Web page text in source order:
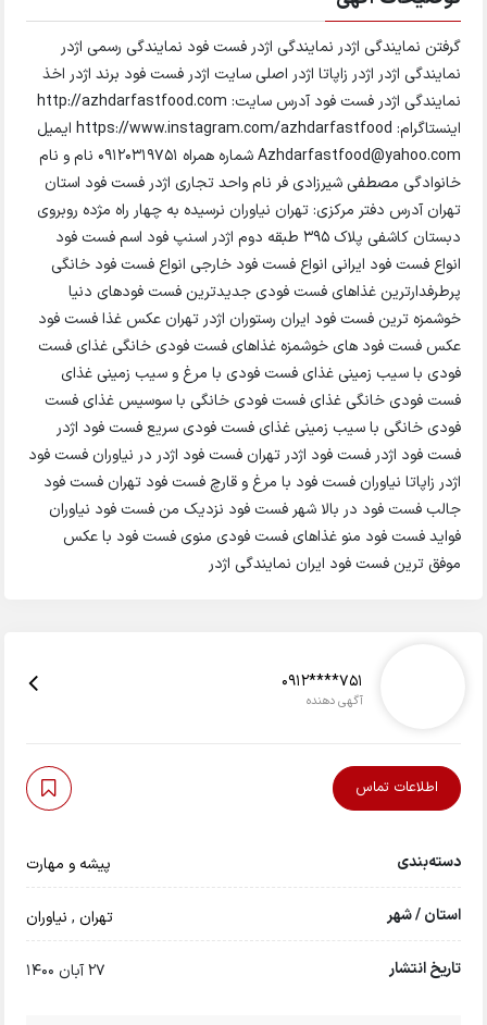
گرفتن نمایندگی اژدر نمایندگی اژدر فست فود نمایندگی رسمی اژدر
نمایندگی اژدر اژدر زاپاتا اژدر اصلی سایت اژدر فست فود برند اژدر اخذ
نمایندگی اژدر فست فود آدرس سایت: http://azhdarfastfood.com
اینستاگرام: https://www.instagram.com/azhdarfastfood ایمیل
Azhdarfastfood@yahoo.com شماره همراه 09120319751 نام و نام
خانوادگی مصطفی شیرزادی فر نام واحد تجاری اژدر فست فود استان
تهران آدرس دفتر مرکزی: تهران نیاوران نرسیده به چهار راه مژده روبروی
دبستان کاشفی پلاک 395 طبقه دوم اژدر اسنپ فود اسم فست فود
انواع فست فود ایرانی انواع فست فود خارجی انواع فست فود خانگی
پرطرفدارترین غذاهای فست فودی جدیدترین فست فودهای دنیا
خوشمزه ترین فست فود ایران رستوران اژدر تهران عکس غذا فست فود
عکس فست فود های خوشمزه غذاهای فست فودی خانگی غذای فست
فودی با سیب زمینی غذای فست فودی با مرغ و سیب زمینی غذای
فست فودی خانگی غذای فست فودی خانگی با سوسیس غذای فست
فودی خانگی با سیب زمینی غذای فست فودی سریع فست فود اژدر
فست فود اژدر فست فود اژدر تهران فست فود اژدر در نیاوران فست فود
اژدر زاپاتا نیاوران فست فود با مرغ و قارچ فست فود تهران فست فود
جالب فست فود در بالا شهر فست فود نزدیک من فست فود نیاوران
فواید فست فود منو غذاهای فست فودی منوی فست فود با عکس
موفق ترین فست فود ایران نمایندگی اژدر
0912****751
آگهی دهنده
اطلاعات تماس
دسته‌بندی پیشه و مهارت
استان / شهر تهران, نیاوران
تاریخ انتشار 27 آبان 1400